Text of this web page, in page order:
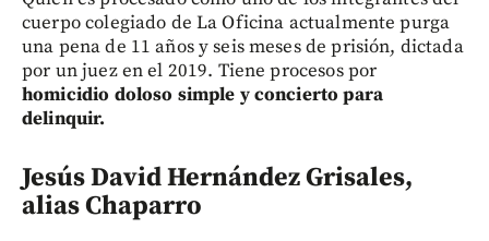
cuerpo colegiado de La Oficina actualmente purga
una pena de 11 años y seis meses de prisión, dictada
por un juez en el 2019. Tiene procesos por
homicidio doloso simple y concierto para
delinquir.
Jesús David Hernández Grisales,
alias Chaparro